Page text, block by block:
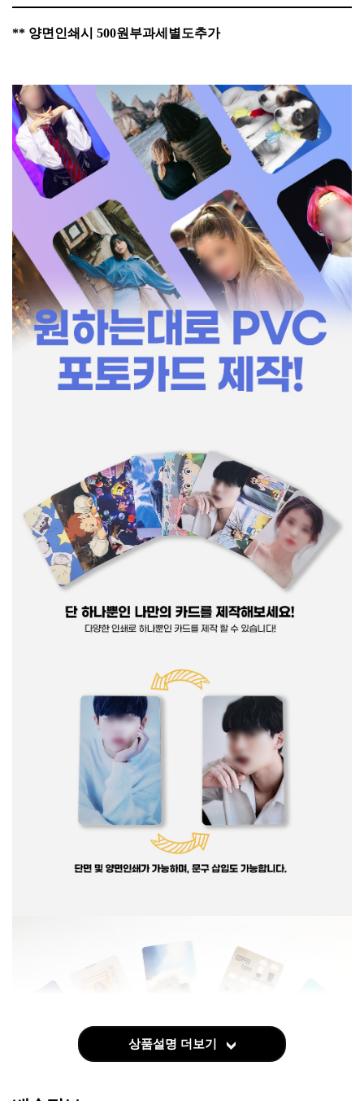
** 양면인쇄시 500원부과세별도추가
상품설명 더보기